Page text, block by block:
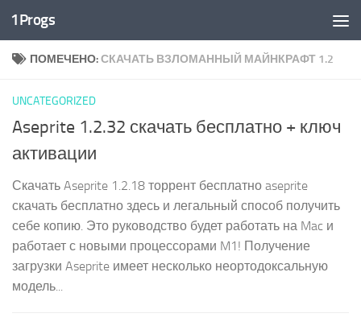
Перейти к содержимому
1Progs
ПОМЕЧЕНО:СКАЧАТЬ ВЗЛОМАННЫЙ МАЙНКРАФТ 1.2
UNCATEGORIZED
Aseprite 1.2.32 скачать бесплатно + ключ
активации
Скачать Aseprite 1.2.18 торрент бесплатно aseprite
скачать бесплатно здесь и легальный способ получить
себе копию. Это руководство будет работать на Mac и
работает с новыми процессорами M1! Получение
загрузки Aseprite имеет несколько неортодоксальную
модель...